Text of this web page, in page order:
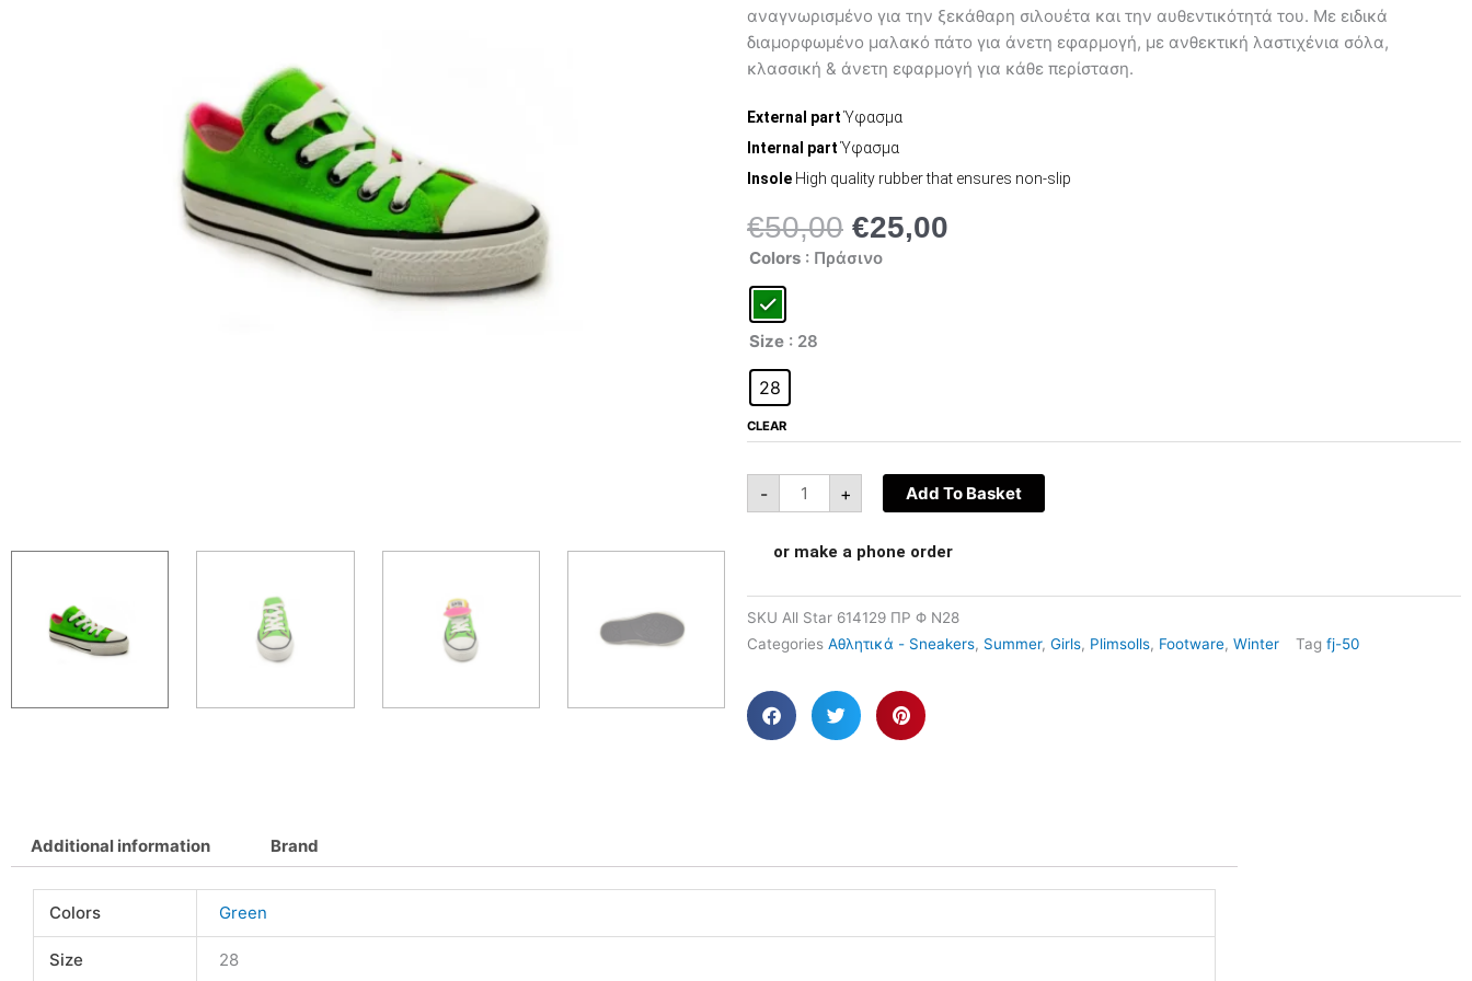
αναγνωρισμένο για την ξεκάθαρη σιλουέτα και την αυθεντικότητά του. Με ειδικά
διαμορφωμένο μαλακό πάτο για άνετη εφαρμογή, με ανθεκτική λαστιχένια σόλα,
κλασσική & άνετη εφαρμογή για κάθε περίσταση.
External partΎφασμα
Internal partΎφασμα
Insole High quality rubber that ensures non-slip
€50,00 Original
price
€25,00
Colors : Πράσινο
Size : 28
28
CLEAR
-
All
Star
Ox
quantity
+ Add To Basket
or make a phone order
SKU All Star 614129 ΠΡ Φ N28
Categories Αθλητικά - Sneakers, Summer, Girls, Plimsolls, Footware, Winter Tag fj-50
Additional information Brand
Colors Green
Size 28